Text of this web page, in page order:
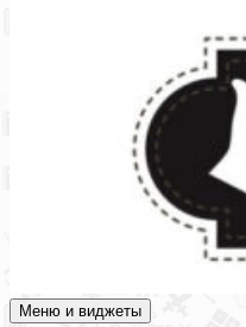
Меню и виджеты